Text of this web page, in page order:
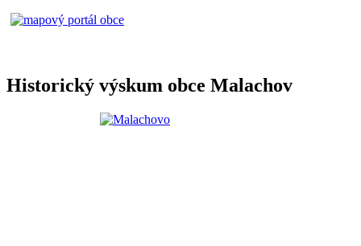
Historický výskum obce Malachov